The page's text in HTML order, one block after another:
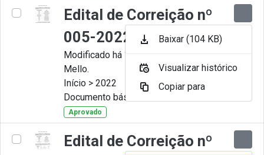
Edital de Correição nº
005-2022
Modificado há 11 Meses por Artur
Mello.
Início > 2022
Documento básico
Aprovado
Edital de Correição nº
Baixar (104 KB)
Visualizar histórico
Copiar para